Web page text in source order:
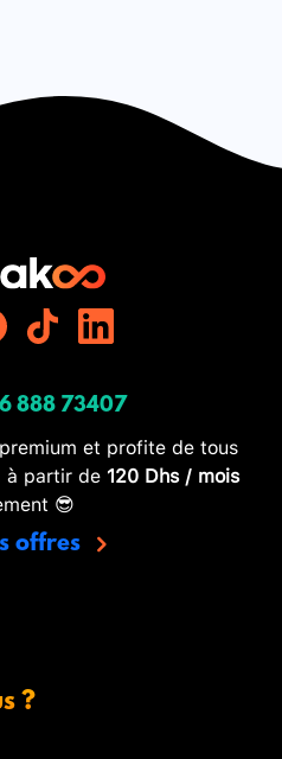
888 73407
et profite de tous
à partir de 120 Dhs / mois
😎
offres
?